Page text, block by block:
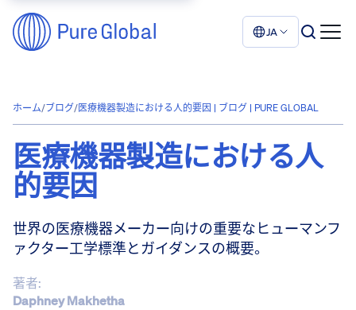
JA
ホーム/ブログ/医療機器製造における人的要因 | ブログ | PURE GLOBAL
医療機器製造における人
的要因
世界の医療機器メーカー向けの重要なヒューマンフ
ァクター工学標準とガイダンスの概要。
著者:
Daphney Makhetha